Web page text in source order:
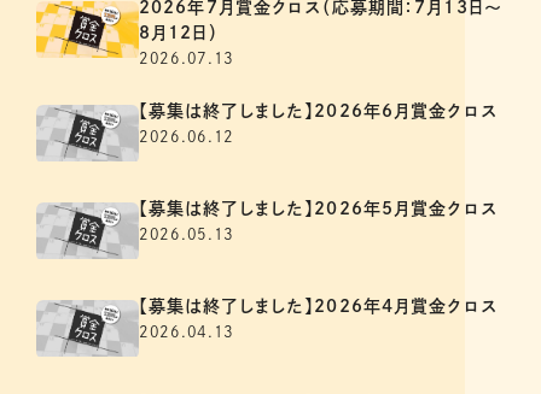
2026年7月賞金クロス（応募期間：7月13日～
8月12日）
2026.07.13
【募集は終了しました】2026年6月賞金クロス
2026.06.12
【募集は終了しました】2026年5月賞金クロス
2026.05.13
【募集は終了しました】2026年4月賞金クロス
2026.04.13